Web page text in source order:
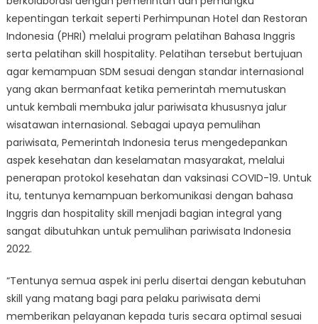
kepentingan terkait seperti Perhimpunan Hotel dan Restoran
Indonesia (PHRI) melalui program pelatihan Bahasa Inggris
serta pelatihan skill hospitality. Pelatihan tersebut bertujuan
agar kemampuan SDM sesuai dengan standar internasional
yang akan bermanfaat ketika pemerintah memutuskan
untuk kembali membuka jalur pariwisata khususnya jalur
wisatawan internasional. Sebagai upaya pemulihan
pariwisata, Pemerintah Indonesia terus mengedepankan
aspek kesehatan dan keselamatan masyarakat, melalui
penerapan protokol kesehatan dan vaksinasi COVID-19. Untuk
itu, tentunya kemampuan berkomunikasi dengan bahasa
Inggris dan hospitality skill menjadi bagian integral yang
sangat dibutuhkan untuk pemulihan pariwisata Indonesia
2022.
“Tentunya semua aspek ini perlu disertai dengan kebutuhan
skill yang matang bagi para pelaku pariwisata demi
memberikan pelayanan kepada turis secara optimal sesuai